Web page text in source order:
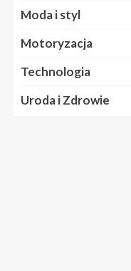
Moda i styl
Motoryzacja
Technologia
Uroda i Zdrowie